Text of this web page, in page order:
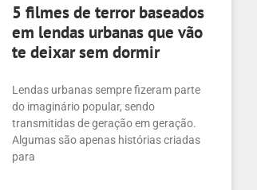
5 filmes de terror baseados
em lendas urbanas que vão
te deixar sem dormir
Lendas urbanas sempre fizeram parte
do imaginário popular, sendo
transmitidas de geração em geração.
Algumas são apenas histórias criadas
para